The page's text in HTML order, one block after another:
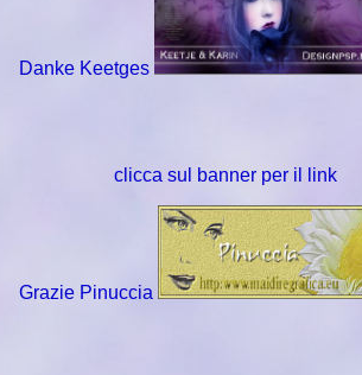
Danke Keetges
clicca sul banner per il link
Grazie Pinuccia